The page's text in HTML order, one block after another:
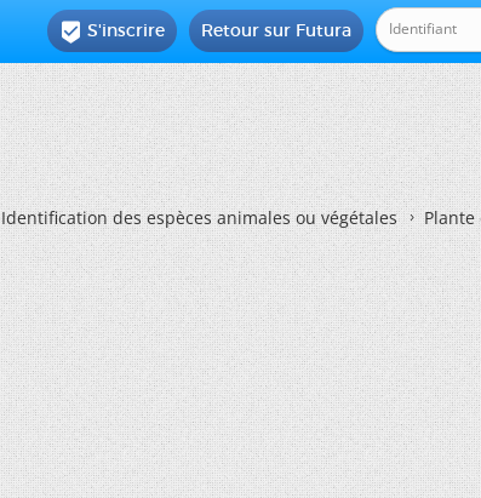
Retour sur Futura
 S'inscrire
Identification des espèces animales ou végétales